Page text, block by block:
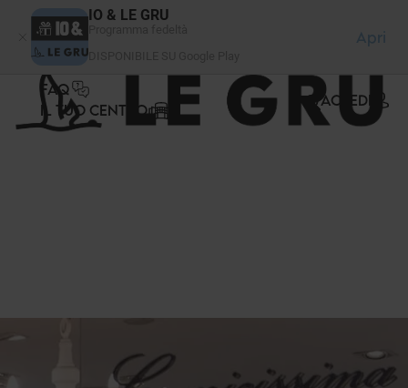
IO & LE GRU
Apri
FAQ
IL TUO CENTRO
ACCEDI
Pannello di gestione dei cookies